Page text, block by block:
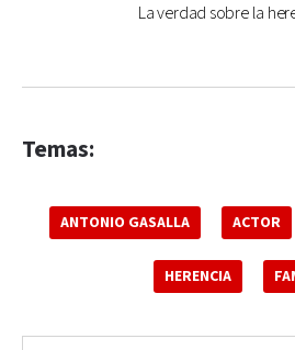
La verdad sobre la
Temas:
ANTONIO GASALLA ACTOR
HERENCIA